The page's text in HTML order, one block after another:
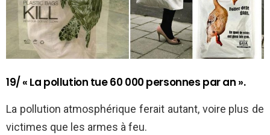
19/ « La pollution tue 60 000 personnes par an ».
La pollution atmosphérique ferait autant, voire plus de
victimes que les armes à feu.